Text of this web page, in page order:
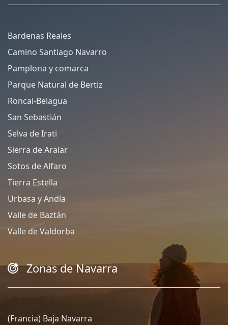
Bardenas Reales
Camino Santiago Navarro
Pamplona y comarca
Parque Natural de Bertiz
Roncal-Belagua
San Sebastián
Selva de Irati
Sierra de Aralar
Sotos de Alfaro
Tierra Estella
Urbasa y Andía
Valle de Baztán
Valle de Valdorba
Zonas de Navarra
(Francia) Baja Navarra